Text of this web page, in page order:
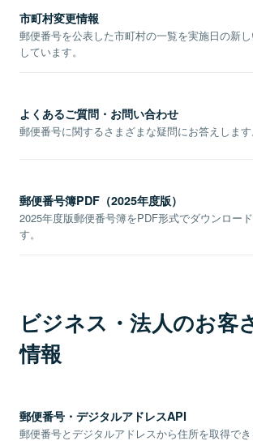
市町村変更情報
郵便番号を公表した市町村の一覧を実施日の新
しています。
よくあるご質問・お問い合わせ
郵便番号に関するさまざまな疑問にお答えします
郵便番号簿PDF（2025年度版）
2025年度版郵便番号簿をPDF形式でダウンロー
す。
ビジネス・法人のお客
情報
郵便番号・デジタルアドレスAPI
郵便番号とデジタルアドレスから住所を取得で